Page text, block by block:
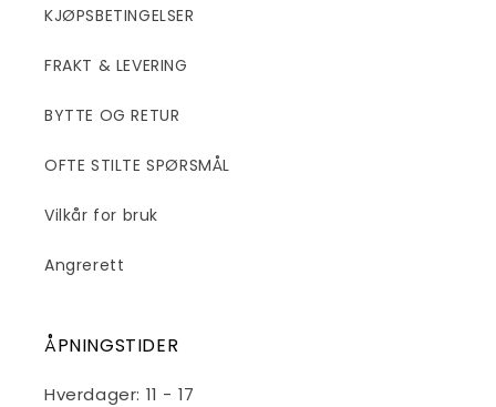
KJØPSBETINGELSER
FRAKT & LEVERING
BYTTE OG RETUR
OFTE STILTE SPØRSMÅL
Vilkår for bruk
Angrerett
ÅPNINGSTIDER
Hverdager: 11 - 17